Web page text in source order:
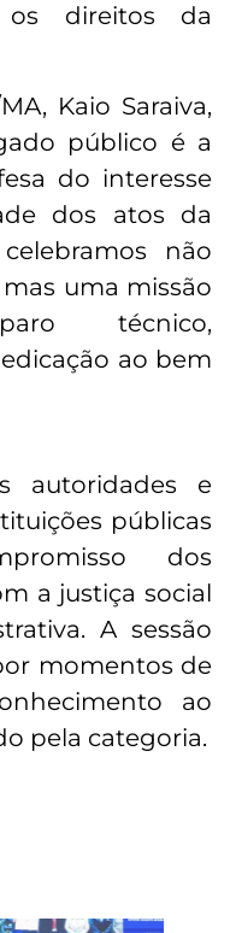
os direitos da
Kaio Saraiva,
público é a
do interesse
dos atos da
não
uma missão
técnico,
ao bem
autoridades e
públicas
dos
a justiça social
A sessão
momentos de
ao
pela categoria.